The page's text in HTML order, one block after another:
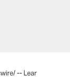
-- Lear